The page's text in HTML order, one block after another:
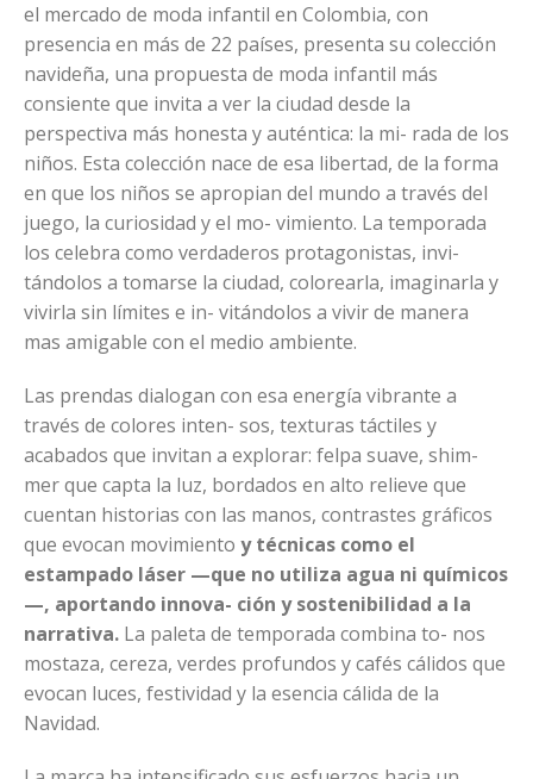
el mercado de moda infantil en Colombia, con
presencia en más de 22 países, presenta su colección
navideña, una propuesta de moda infantil más
consiente que invita a ver la ciudad desde la
perspectiva más honesta y auténtica: la mi- rada de los
niños. Esta colección nace de esa libertad, de la forma
en que los niños se apropian del mundo a través del
juego, la curiosidad y el mo- vimiento. La temporada
los celebra como verdaderos protagonistas, invi-
tándolos a tomarse la ciudad, colorearla, imaginarla y
vivirla sin límites e in- vitándolos a vivir de manera
mas amigable con el medio ambiente.
Las prendas dialogan con esa energía vibrante a
través de colores inten- sos, texturas táctiles y
acabados que invitan a explorar: felpa suave, shim-
mer que capta la luz, bordados en alto relieve que
cuentan historias con las manos, contrastes gráficos
que evocan movimiento y técnicas como el
estampado láser —que no utiliza agua ni químicos
—, aportando innova- ción y sostenibilidad a la
narrativa. La paleta de temporada combina to- nos
mostaza, cereza, verdes profundos y cafés cálidos que
evocan luces, festividad y la esencia cálida de la
Navidad.